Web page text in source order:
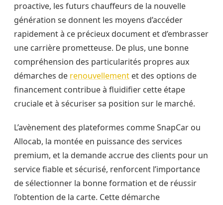
proactive, les futurs chauffeurs de la nouvelle
génération se donnent les moyens d’accéder
rapidement à ce précieux document et d’embrasser
une carrière prometteuse. De plus, une bonne
compréhension des particularités propres aux
démarches de renouvellement et des options de
financement contribue à fluidifier cette étape
cruciale et à sécuriser sa position sur le marché.
L’avènement des plateformes comme SnapCar ou
Allocab, la montée en puissance des services
premium, et la demande accrue des clients pour un
service fiable et sécurisé, renforcent l’importance
de sélectionner la bonne formation et de réussir
l’obtention de la carte. Cette démarche